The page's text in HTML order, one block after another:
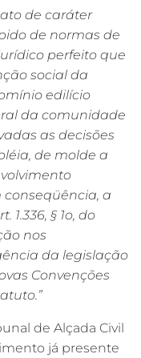
de caráter
de normas de
perfeito que
social da
edilício
da comunidade
as decisões
de molde a
a
1.336, § 1o, do
nos
da legislação
Convenções
de Alçada Civil
já presente